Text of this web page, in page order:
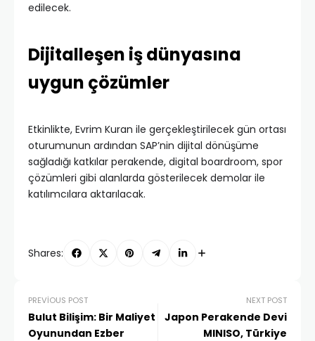
edilecek.
Dijitalleşen iş dünyasına
uygun çözümler
Etkinlikte, Evrim Kuran ile gerçekleştirilecek gün ortası
oturumunun ardından SAP’nin dijital dönüşüme
sağladığı katkılar perakende, digital boardroom, spor
çözümleri gibi alanlarda gösterilecek demolar ile
katılımcılara aktarılacak.
Shares:
PREVIOUS POST
Bulut Bilişim: Bir Maliyet
Oyunundan Ezber
NEXT POST
Japon Perakende Devi
MINISO, Türkiye